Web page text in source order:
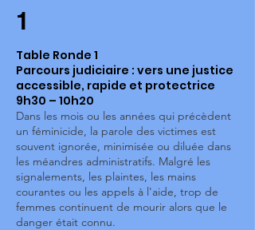
1
Table Ronde 1
Parcours judiciaire : vers une justice
accessible, rapide et protectrice
9h30 – 10h20
Dans les mois ou les années qui précèdent
un féminicide, la parole des victimes est
souvent ignorée, minimisée ou diluée dans
les méandres administratifs. Malgré les
signalements, les plaintes, les mains
courantes ou les appels à l'aide, trop de
femmes continuent de mourir alors que le
danger était connu.